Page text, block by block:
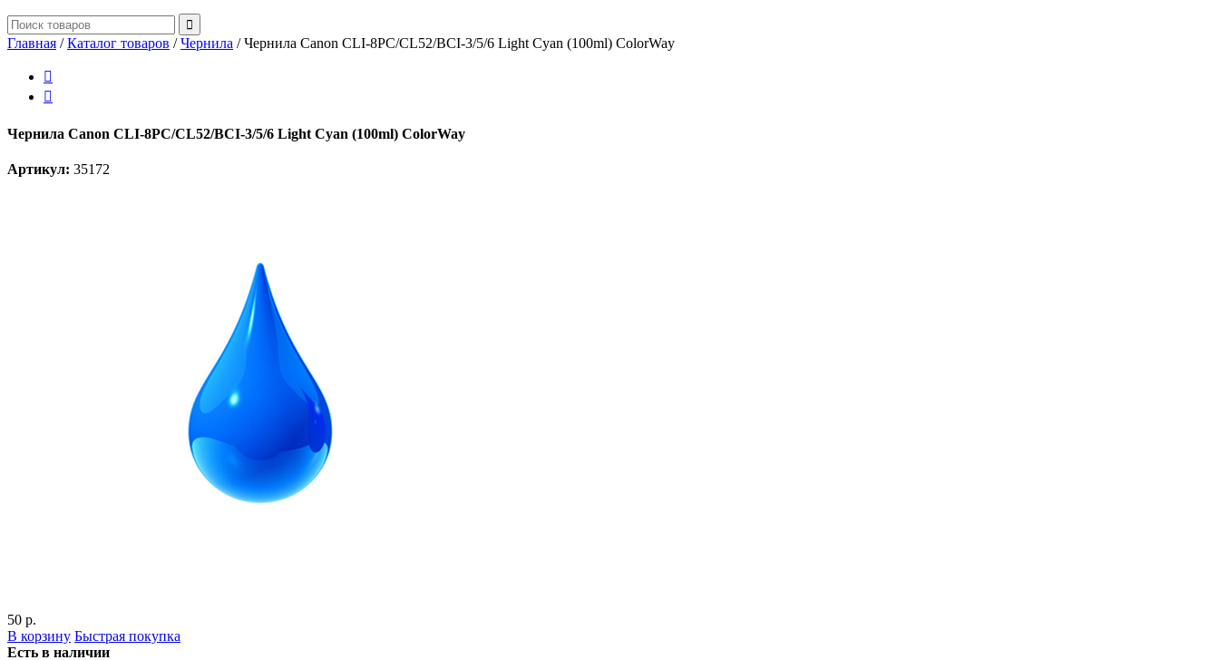
Главная /Каталог товаров /Чернила /Чернила Canon CLI-8PС/CL52/BCI-3/5/6 Light Cyan (100ml) ColorWay


Чернила Canon CLI-8PС/CL52/BCI-3/5/6 Light Cyan (100ml) ColorWay
Артикул: 35172
50 р.
В корзину Быстрая покупка
Есть в наличии